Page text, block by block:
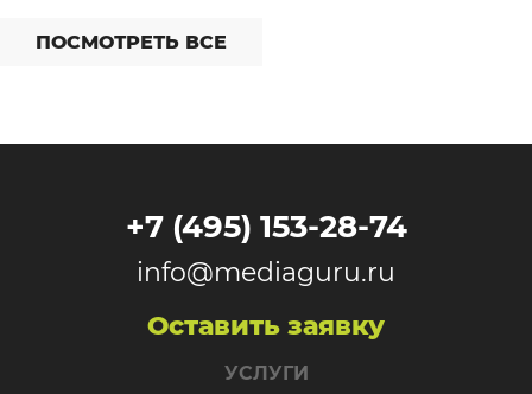
ПОСМОТРЕТЬ ВСЕ
+7 (495) 153-28-74
info@mediaguru.ru
Оставить заявку
УСЛУГИ